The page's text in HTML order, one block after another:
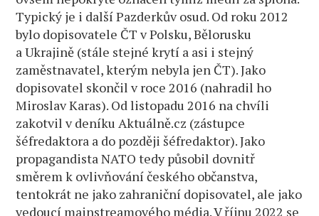
Typický je i další Pazderkův osud. Od roku 2012
bylo dopisovatele ČT v Polsku, Bělorusku
a Ukrajině (stále stejné krytí a asi i stejný
zaměstnavatel, kterým nebyla jen ČT). Jako
dopisovatel skončil v roce 2016 (nahradil ho
Miroslav Karas). Od listopadu 2016 na chvíli
zakotvil v deníku Aktuálně.cz (zástupce
šéfredaktora a do později šéfredaktor). Jako
propagandista NATO tedy působil dovnitř
směrem k ovlivňování českého občanstva,
tentokrát ne jako zahraniční dopisovatel, ale jako
vedoucí mainstreamového média. V říjnu 2022 se